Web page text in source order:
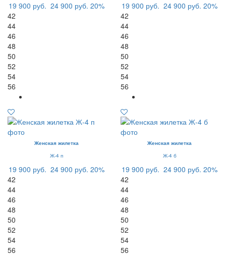
19 900 руб. 24 900 руб. 20%
42
44
46
48
50
52
54
56
19 900 руб. 24 900 руб. 20%
42
44
46
48
50
52
54
56
Женская жилетка
Ж-4 п
19 900 руб. 24 900 руб. 20%
42
44
46
48
50
52
54
56
Женская жилетка
Ж-4 б
19 900 руб. 24 900 руб. 20%
42
44
46
48
50
52
54
56